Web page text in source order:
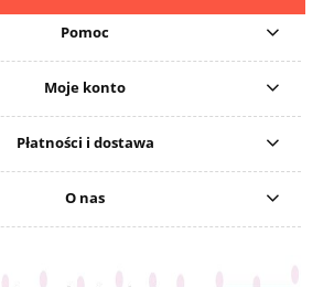
Pomoc
Moje konto
Płatności i dostawa
O nas